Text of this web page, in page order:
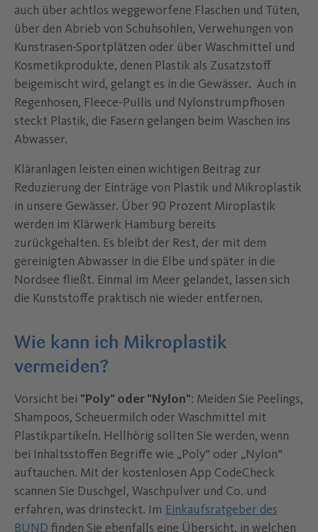
auch über achtlos weggeworfene Flaschen und Tüten,
über den Abrieb von Schuhsohlen, Verwehungen von
Kunstrasen-Sportplätzen oder über Waschmittel und
Kosmetikprodukte, denen Plastik als Zusatzstoff
beigemischt wird, gelangt es in die Gewässer. Auch in
Regenhosen, Fleece-Pullis und Nylonstrumpfhosen
steckt Plastik, die Fasern gelangen beim Waschen ins
Abwasser.
Kläranlagen leisten einen wichtigen Beitrag zur
Reduzierung der Einträge von Plastik und Mikroplastik
in unsere Gewässer. Über 90 Prozent Miroplastik
werden im Klärwerk Hamburg bereits
zurückgehalten. Es bleibt der Rest, der mit dem
gereinigten Abwasser in die Elbe und später in die
Nordsee fließt. Einmal im Meer gelandet, lassen sich
die Kunststoffe praktisch nie wieder entfernen.
Wie kann ich Mikroplastik
vermeiden?
Vorsicht bei "Poly" oder "Nylon": Meiden Sie Peelings,
Shampoos, Scheuermilch oder Waschmittel mit
Plastikpartikeln. Hellhörig sollten Sie werden, wenn
bei Inhaltsstoffen Begriffe wie „Poly“ oder „Nylon“
auftauchen. Mit der kostenlosen App CodeCheck
scannen Sie Duschgel, Waschpulver und Co. und
erfahren, was drinsteckt. Im Einkaufsratgeber des
BUND finden Sie ebenfalls eine Übersicht, in welchen